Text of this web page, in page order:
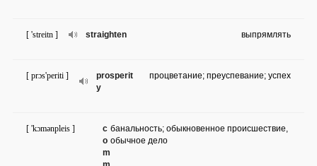
straighten
[ 'streitn ] выпрямлять
prosperit
y
[ prɔs'periti ] процветание; преуспевание; успех
c
o
m
[ 'kɔmənpleis ]
банальность; обыкновенное происшествие,
обычное дело